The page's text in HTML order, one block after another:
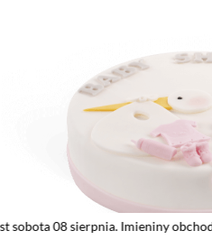
Imieniny obchodzą: